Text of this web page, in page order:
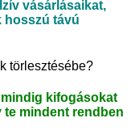
vásárlásaikat,
hosszú távú
törlesztésébe?
mindig kifogásokat
te mindent rendben